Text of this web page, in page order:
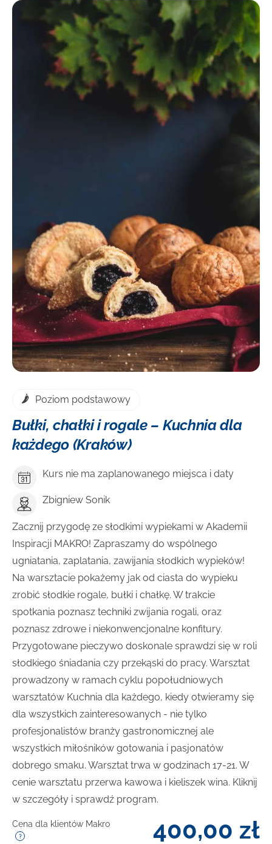
Poziom podstawowy
Bułki, chałki i rogale – Kuchnia dla
każdego (Kraków)
Kurs nie ma zaplanowanego miejsca i daty
Zbigniew Sonik
Zacznij przygodę ze słodkimi wypiekami w Akademii
Inspiracji MAKRO! Zapraszamy do wspólnego
ugniatania, zaplatania, zawijania słodkich wypieków!
Na warsztacie pokażemy jak od ciasta do wypieku
zrobić słodkie rogale, bułki i chałkę. W trakcie
spotkania poznasz techniki zwijania rogali, oraz
poznasz zdrowe i niekonwencjonalne konfitury.
Przygotowane pieczywo doskonale sprawdzi się w roli
słodkiego śniadania czy przekąski do pracy. Warsztat
prowadzony w ramach cyklu popołudniowych
warsztatów Kuchnia dla każdego, kiedy otwieramy się
dla wszystkich zainteresowanych - nie tylko
profesjonalistów branży gastronomicznej ale
wszystkich miłośników gotowania i pasjonatów
dobrego smaku. Warsztat trwa w godzinach 17-21. W
cenie warsztatu przerwa kawowa i kieliszek wina. Kliknij
w szczegóły i sprawdź program.
Cena dla klientów Makro 400,00 zł